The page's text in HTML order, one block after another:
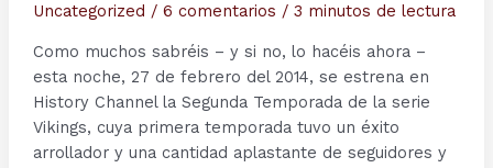
Uncategorized / 6 comentarios / 3 minutos de lectura
Como muchos sabréis – y si no, lo hacéis ahora –
esta noche, 27 de febrero del 2014, se estrena en
History Channel la Segunda Temporada de la serie
Vikings, cuya primera temporada tuvo un éxito
arrollador y una cantidad aplastante de seguidores y